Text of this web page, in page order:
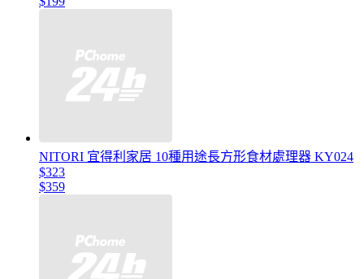
NITORI 宜得利家居 10種用途長方形食材處理器 KY024
$323
$359